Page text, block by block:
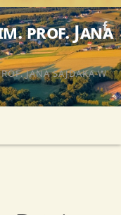
prof. Jana
JANA SAJDAKA W